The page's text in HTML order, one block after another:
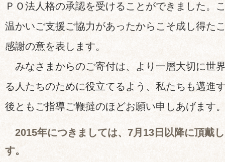
ＰＯ法人格の承認を受けることができました。
温かいご支援ご協力があったからこそ成し得た
感謝の意を表します。
みなさまからのご寄付は、より一層大切に世
る人たちのために役立てるよう、私たちも邁進
後ともご指導ご鞭撻のほどお願い申しあげます
2015年につきましては、7月13日以降に頂戴
す。